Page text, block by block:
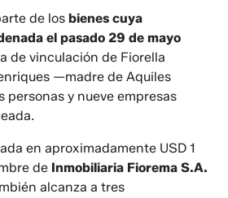
de los bienes cuya
el pasado 29 de mayo
de vinculación de Fiorella
—madre de Aquiles
y nueve empresas
en aproximadamente USD 1
de Inmobiliaria Fiorema S.A.
alcanza a tres